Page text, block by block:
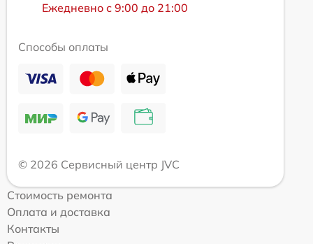
Ежедневно с 9:00 до 21:00
Способы оплаты
© 2026 Сервисный центр JVC
Стоимость ремонта
Оплата и доставка
Контакты